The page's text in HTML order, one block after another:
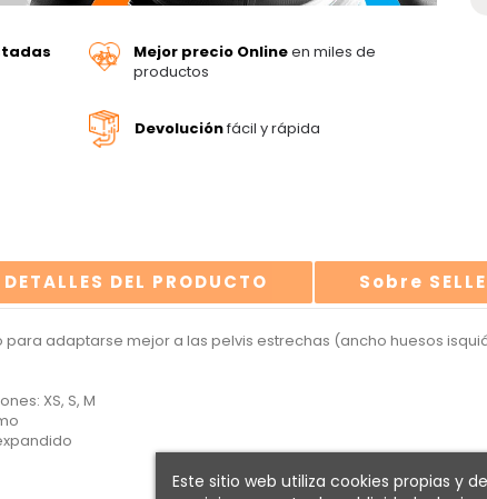
Mejor precio Onlineen miles de
productos
Devoluciónfácil y rápida
DETALLES DEL PRODUCTO Sobre
para adaptarse mejor a las pelvis estrechas (ancho huesos
XS, S, M
Este sitio web utiliza cookies propias y